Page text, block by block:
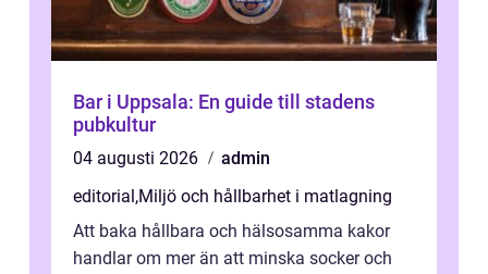
Bar i Uppsala: En guide till stadens
pubkultur
04 augusti 2026
admin
editorial ,Miljö och hållbarhet i matlagning
Att baka hållbara och hälsosamma kakor
handlar om mer än att minska socker och